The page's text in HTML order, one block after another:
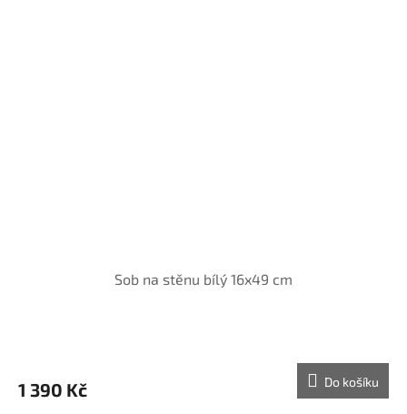
Sob na stěnu bílý 16x49 cm
1 390 Kč Do košíku